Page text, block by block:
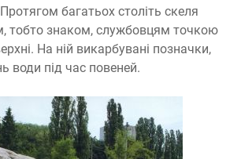
багатьох століть скеля
тобто знаком, службовцям точкою
На ній викарбувані позначки,
води під час повеней.